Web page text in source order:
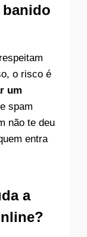
banido
o risco é
um
spam
não te deu
entra
a